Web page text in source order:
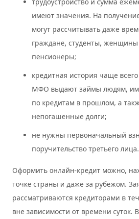
имеют значения. На
могут рассчитывать даже
граждане, студенты, женщины
пенсионеры;
кредитная история чаще
МФО выдают займы людям,
по кредитам в прошлом, а
непогашенные долги;
не нужны первоначальный
поручительство третьего лица.
Оформить онлайн-кредит можно,
точке страны и даже за рубежом.
рассматриваются кредиторами в
вне зависимости от времени суток.